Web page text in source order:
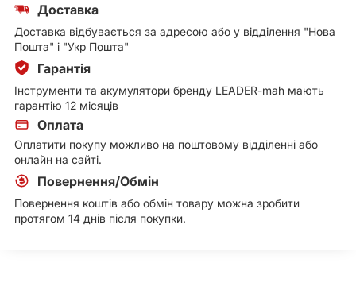
Доставка
Доставка відбувається за адресою або у відділення "Нова
Пошта" і "Укр Пошта"
Гарантія
Інструменти та акумулятори бренду LEADER-mah мають
гарантію 12 місяців
Оплата
Оплатити покупу можливо на поштовому відділенні або
онлайн на сайті.
Повернення/Обмін
Повернення коштів або обмін товару можна зробити
протягом 14 днів після покупки.